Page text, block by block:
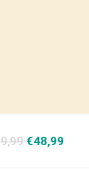
€48,99